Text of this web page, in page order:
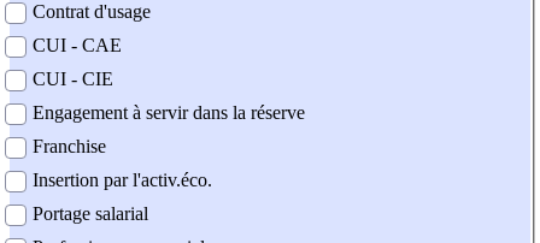
Contrat d'usage
CUI - CAE
CUI - CIE
Engagement à servir dans la réserve
Franchise
Insertion par l'activ.éco.
Portage salarial